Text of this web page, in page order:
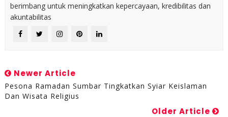
berimbang untuk meningkatkan kepercayaan, kredibilitas dan
akuntabilitas
Newer Article
Pesona Ramadan Sumbar Tingkatkan Syiar Keislaman
Dan Wisata Religius
Older Article